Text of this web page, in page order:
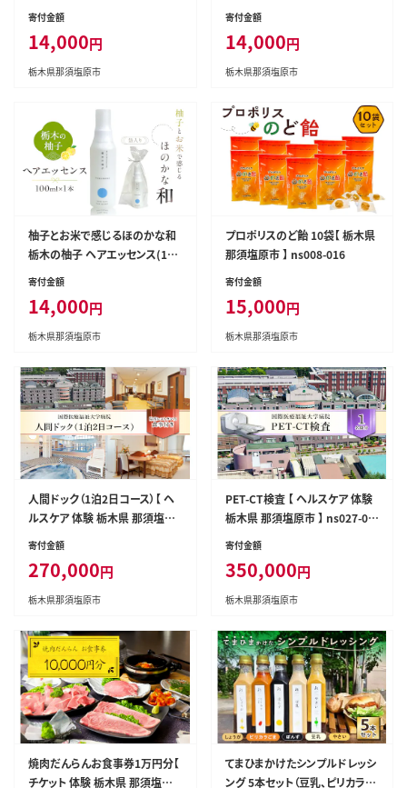
ml×1本) 【栃木県 那須塩原市】
寄付金額
14,000円
栃木県那須塩原市
×1本) 【栃木県 那須塩原市】 ns
寄付金額
14,000円
栃木県那須塩原市
柚子とお米で感じるほのかな和
栃木の柚子 ヘアエッセンス(100
ml×1本) 【栃木県 那須塩原市】
ns047-006
寄付金額
14,000円
栃木県那須塩原市
プロポリスのど飴 10袋【 栃木県
那須塩原市 】 ns008-016
寄付金額
15,000円
栃木県那須塩原市
人間ドック（1泊2日コース）【 ヘ
ルスケア 体験 栃木県 那須塩原
市 】 ns027-002
寄付金額
270,000円
栃木県那須塩原市
PET-CT検査 【 ヘルスケア 体験
栃木県 那須塩原市 】 ns027-00
3
寄付金額
350,000円
栃木県那須塩原市
焼肉だんらんお食事券1万円分【
チケット 体験 栃木県 那須塩原
てまひまかけたシンプルドレッシ
ング 5本セット（豆乳、ピリカラご